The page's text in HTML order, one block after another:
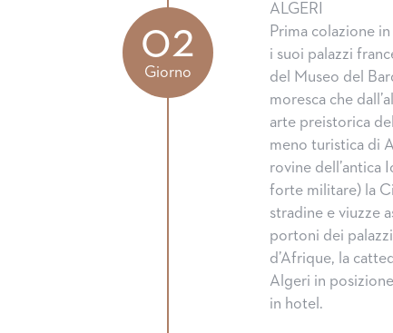
02
Giorno
ALGERI
Prima colazione
i suoi palazzi
del Museo del
moresca che
arte preistorica
meno turistica di
rovine dell’antica
forte militare) la
stradine e viuzze
portoni dei
d’Afrique, la
Algeri in
in hotel.